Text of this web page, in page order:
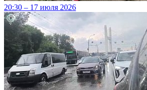
20:30 – 17 июля 2026